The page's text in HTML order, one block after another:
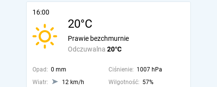
16:00
20°C
Odczuwalna 20°C
Prawie bezchmurnie
Opad: 0 mm Ciśnienie: 1007 hPa
Wiatr:
12 km/h Wilgotność: 57%